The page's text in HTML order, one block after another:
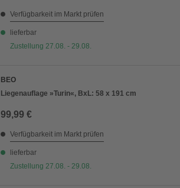
Verfügbarkeit im Markt prüfen
lieferbar
Zustellung 27.08. - 29.08.
BEO
Liegenauflage »Turin«, BxL: 58 x 191 cm
99,99 €
Verfügbarkeit im Markt prüfen
lieferbar
Zustellung 27.08. - 29.08.